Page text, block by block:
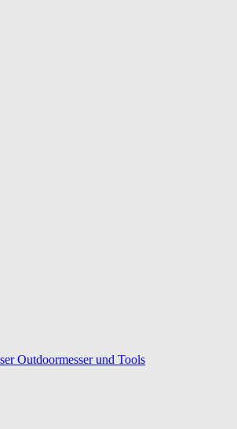
Outdoormesser und Tools